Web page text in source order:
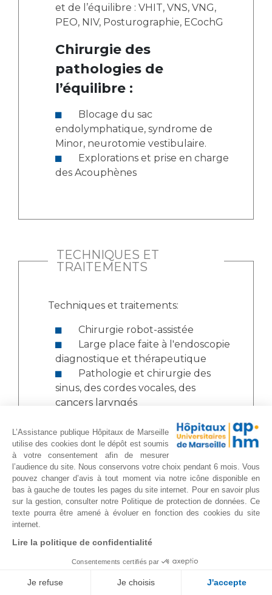
et de l’équilibre : VHIT, VNS, VNG,
PEO, NIV, Posturographie, ECochG
Chirurgie des
pathologies de
l’équilibre :
endolymphatique, syndrome de
Minor, neurotomie vestibulaire.
des Acouphènes
TECHNIQUES ET
TRAITEMENTS
Techniques et traitements:
Chirurgie robot-assistée
diagnostique et thérapeutique
sinus, des cordes vocales, des
cancers laryngés
pharyngolaryngée en phoniatrie
Analyse acoustique et
aérodynamique des troubles de la
voix et de la parole
Chirurgie sur patient éveillé
Polygraphie (enregistrement
du sommeil) - endoscopie sous
Épreuve Fonctionnelle
Respiratoire nasale :
rhinomanométrie et
L’Assistance publique Hôpitaux de Marseille
utilise des cookies dont le dépôt est soumis
à votre consentement afin de mesurer
l’audience du site. Nous conservons votre choix pendant 6 mois. Vous
pouvez changer d’avis à tout moment via notre icône disponible en
bas à gauche de toutes les pages du site internet. Pour en savoir plus
sur la gestion, consulter notre Politique de protection de données. Ce
texte pourra être amené à évoluer en fonction des cookies du site
internet.
Lire la politique de confidentialité
Consentements certifiés par
Je refuse Je choisis J'accepte